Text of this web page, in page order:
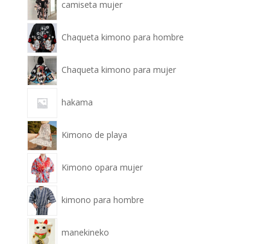
camiseta mujer
Chaqueta kimono para hombre
Chaqueta kimono para mujer
hakama
Kimono de playa
Kimono opara mujer
kimono para hombre
manekineko